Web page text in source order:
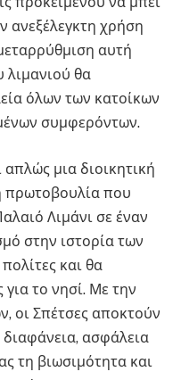
ανεξέλεγκτη χρήση
αυτή
λιμανιού θα
όλων των κατοίκων
συμφερόντων.
μια διοικητική
πρωτοβουλία που
Λιμάνι σε έναν
στην ιστορία των
και θα
το νησί. Με την
οι Σπέτσες αποκτούν
διαφάνεια, ασφάλεια
τη βιωσιμότητα και